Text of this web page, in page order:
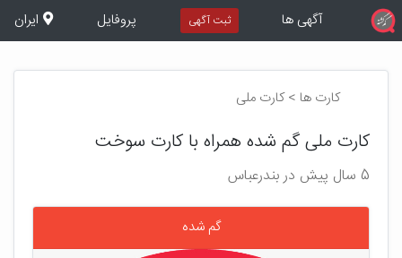
آگهی ها ثبت آگهی پروفایل ایران
کارت ها > کارت ملی
کارت ملی گم شده همراه با کارت سوخت
5 سال پیش در بندرعباس
گم شده